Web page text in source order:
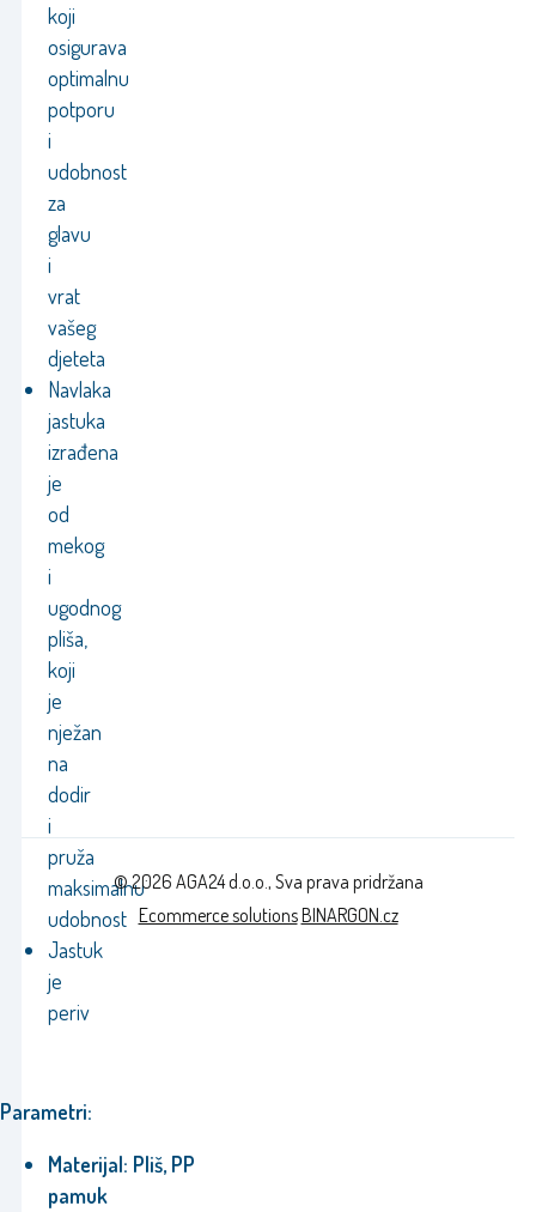
koji
osigurava
optimalnu
potporu
i
udobnost
za
glavu
i
vrat
vašeg
djeteta
Navlaka
jastuka
izrađena
je
od
mekog
i
ugodnog
pliša,
koji
je
nježan
na
dodir
i
pruža
maksimalnu
udobnost
Jastuk
je
periv
Parametri:
Materijal: Pliš, PP
pamuk
© 2026 AGA24 d.o.o., Sva prava pridržana
Ecommerce solutionsBINARGON.cz